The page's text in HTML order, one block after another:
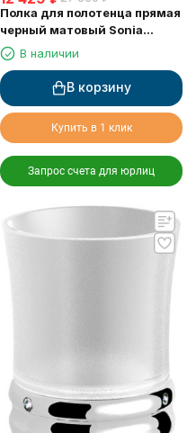
Полка для полотенца прямая
черный матовый Sonia
176076В наличии
В корзину
Купить в 1 клик
Запрос счета для юрлиц